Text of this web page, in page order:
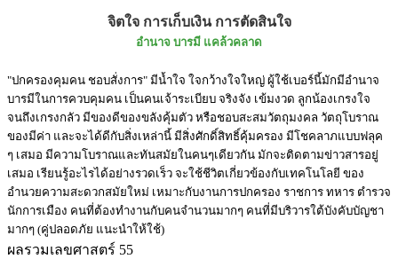
จิตใจ การเก็บเงิน การตัดสินใจ
อำนาจ บารมี แคล้วคลาด
"ปกครองคุมคน ชอบสั่งการ" มีน้ำใจ ใจกว้างใจใหญ่ ผู้ใช้เบอร์นี้มักมีอำนาจ
บารมีในการควบคุมคน เป็นคนเจ้าระเบียบ จริงจัง เข้มงวด ลูกน้องเกรงใจ
จนถึงเกรงกลัว มีของดีของขลังคุ้มตัว หรือชอบสะสมวัตถุมงคล วัตถุโบราณ
ของมีค่า และจะได้ดีกับสิ่งเหล่านี้ มีสิ่งศักดิ์สิทธิ์คุ้มครอง มีโชคลาภแบบฟลุค
ๆ เสมอ มีความโบราณและทันสมัยในคนๆเดียวกัน มักจะติดตามข่าวสารอยู่
เสมอ เรียนรู้อะไรได้อย่างรวดเร็ว จะใช้ชีวิตเกี่ยวข้องกับเทคโนโลยี ของ
อำนวยความสะดวกสมัยใหม่ เหมาะกับงานการปกครอง ราชการ ทหาร ตำรวจ
นักการเมือง คนที่ต้องทำงานกับคนจำนวนมากๆ คนที่มีบริวารใต้บังคับบัญชา
มากๆ (คู่ปลอดภัย แนะนำให้ใช้)
ผลรวมเลขศาสตร์ 55